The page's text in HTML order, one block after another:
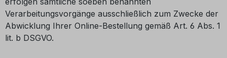
Verarbeitungsvorgänge ausschließlich zum Zwecke der
Abwicklung Ihrer Online-Bestellung gemäß Art. 6 Abs. 1
lit. b DSGVO.